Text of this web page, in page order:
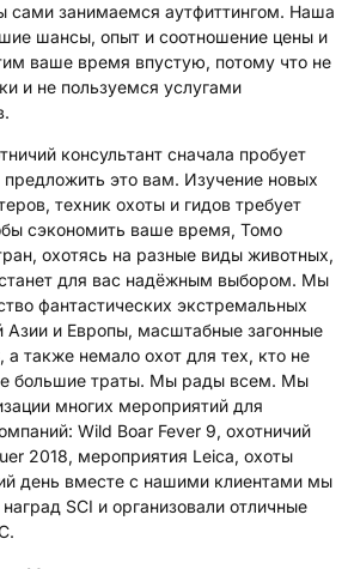
сами занимаемся аутфиттингом. Наша
шансы, опыт и соотношение цены и
ваше время впустую, потому что не
и не пользуемся услугами
консультант сначала пробует
это вам. Изучение новых
техник охоты и гидов требует
сэкономить ваше время, Томо
охотясь на разные виды животных,
для вас надёжным выбором. Мы
фантастических экстремальных
Азии и Европы, масштабные загонные
а также немало охот для тех, кто не
большие траты. Мы рады всем. Мы
многих мероприятий для
Wild Boar Fever 9, охотничий
2018, мероприятия Leica, охоты
день вместе с нашими клиентами мы
SCI и организовали отличные